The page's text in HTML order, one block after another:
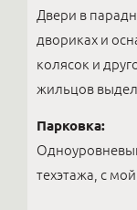
Двери в
двориках и
колясок и
жильцов
Парковка:
техэтажа, с